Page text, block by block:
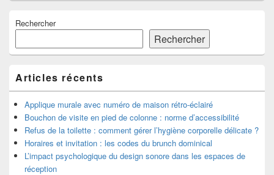
principale
widget
pour
barre
latérale
Rechercher
Rechercher
Articles récents
Applique murale avec numéro de maison rétro-éclairé
Bouchon de visite en pied de colonne : norme d’accessibilité
Refus de la toilette : comment gérer l’hygiène corporelle délicate ?
Horaires et invitation : les codes du brunch dominical
L’impact psychologique du design sonore dans les espaces de
réception